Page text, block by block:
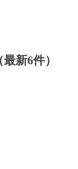
新6件）